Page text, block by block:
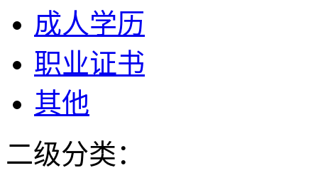
成人学历
职业证书
其他
二级分类：